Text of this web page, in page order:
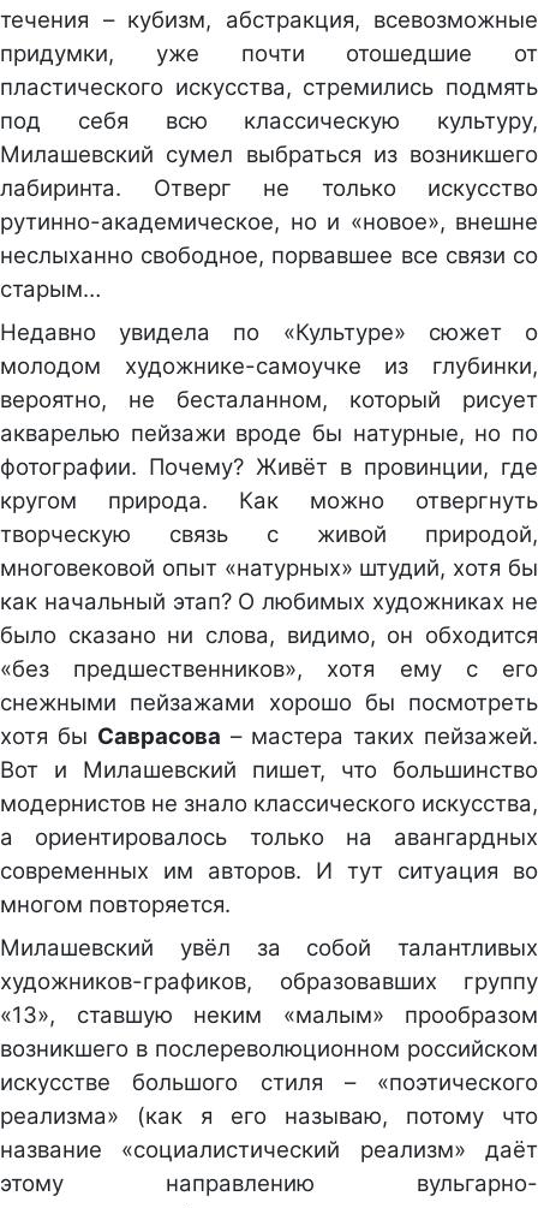
течения – кубизм, абстракция, всевозможные
придумки, уже почти отошедшие от
пластического искусства, стремились подмять
под себя всю классическую культуру,
Милашевский сумел выбраться из возникшего
лабиринта. Отверг не только искусство
рутинно-академическое, но и «новое», внешне
неслыханно свободное, порвавшее все связи со
старым…
Недавно увидела по «Культуре» сюжет о
молодом художнике-самоучке из глубинки,
вероятно, не бесталанном, который рисует
акварелью пейзажи вроде бы натурные, но по
фотографии. Почему? Живёт в провинции, где
кругом природа. Как можно отвергнуть
творческую связь с живой природой,
многовековой опыт «натурных» штудий, хотя бы
как начальный этап? О любимых художниках не
было сказано ни слова, видимо, он обходится
«без предшественников», хотя ему с его
снежными пейзажами хорошо бы посмотреть
хотя бы Саврасова – мастера таких пейзажей.
Вот и Милашевский пишет, что большинство
модернистов не знало классического искусства,
а ориентировалось только на авангардных
современных им авторов. И тут ситуация во
многом повторяется.
Милашевский увёл за собой талантливых
художников-графиков, образовавших группу
«13», ставшую неким «малым» прообразом
возникшего в послереволюционном российском
искусстве большого стиля – «поэтического
реализма» (как я его называю, потому что
название «социалистический реализм» даёт
этому направлению вульгарно-